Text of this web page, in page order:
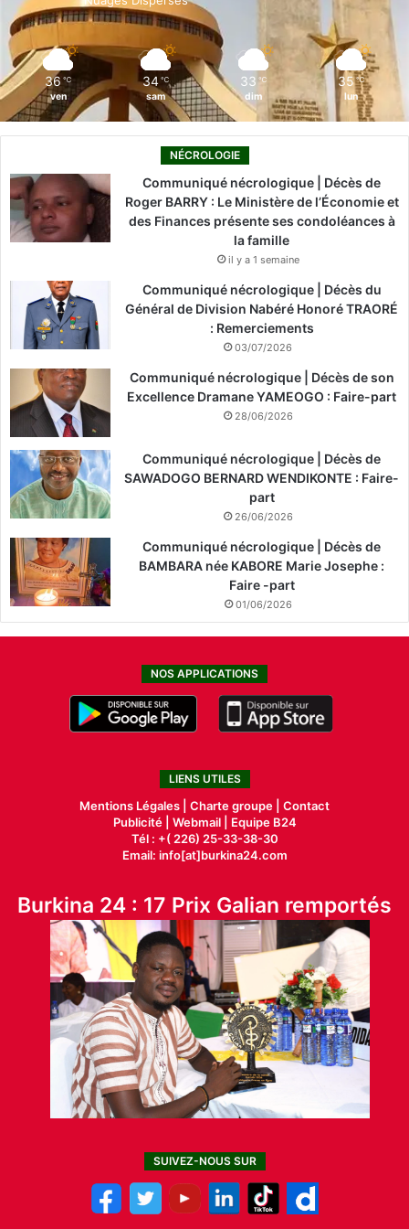
k
n
36 ℃
ven
34 ℃
sam
33 ℃
dim
35 ℃
lun
NÉCROLOGIE
Communiqué nécrologique | Décès de
Roger BARRY : Le Ministère de l’Économie et
des Finances présente ses condoléances à
la famille
il y a 1 semaine
Communiqué nécrologique | Décès du
Général de Division Nabéré Honoré TRAORÉ
: Remerciements
03/07/2026
Communiqué nécrologique | Décès de son
Excellence Dramane YAMEOGO : Faire-part
28/06/2026
Communiqué nécrologique | Décès de
SAWADOGO BERNARD WENDIKONTE : Faire-
part
26/06/2026
Communiqué nécrologique | Décès de
BAMBARA née KABORE Marie Josephe :
Faire -part
01/06/2026
NOS APPLICATIONS
LIENS UTILES
Mentions Légales | Charte groupe | Contact
Publicité| Webmail |
Equipe B24
Tél : +( 226) 25-33-38-30
Email: info[at]burkina24.com
Burkina 24 : 17 Prix Galian remportés
SUIVEZ-NOUS SUR